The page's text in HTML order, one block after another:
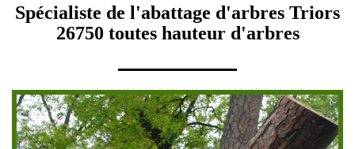
Spécialiste de l'abattage d'arbres Triors
26750 toutes hauteur d'arbres